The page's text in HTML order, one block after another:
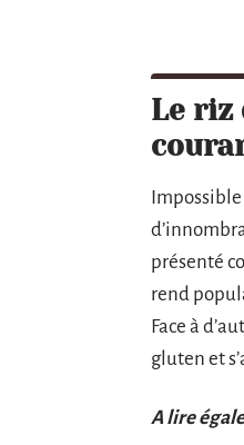
Le riz
Impossible
présenté
rend
Face à
gluten et
A lire